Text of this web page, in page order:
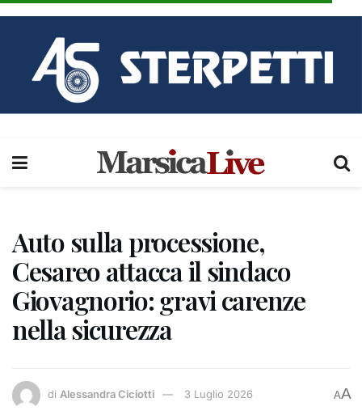
Auto sulla processione,
Cesareo attacca il sindaco
Giovagnorio: gravi carenze
nella sicurezza
di Alessandra Ciciotti 3 Luglio 2026 AA